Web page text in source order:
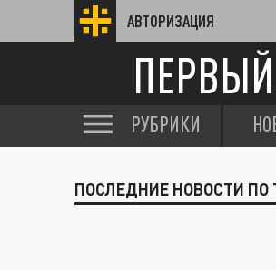
АВТОРИЗАЦИЯ
РУБРИКИ
ПОСЛЕДНИЕ НОВОСТИ ПО